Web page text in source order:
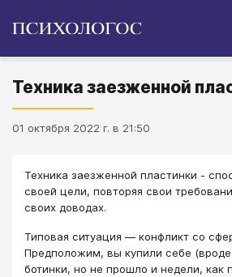
Техника заезженной
01 октября 2022 г. в 21:50
Техника заезженной пластинки -
своей цели, повторяя свои
своих доводах.
Типовая ситуация — конфликт со
Предположим, вы купили себе
ботинки, но не прошло и недели, как